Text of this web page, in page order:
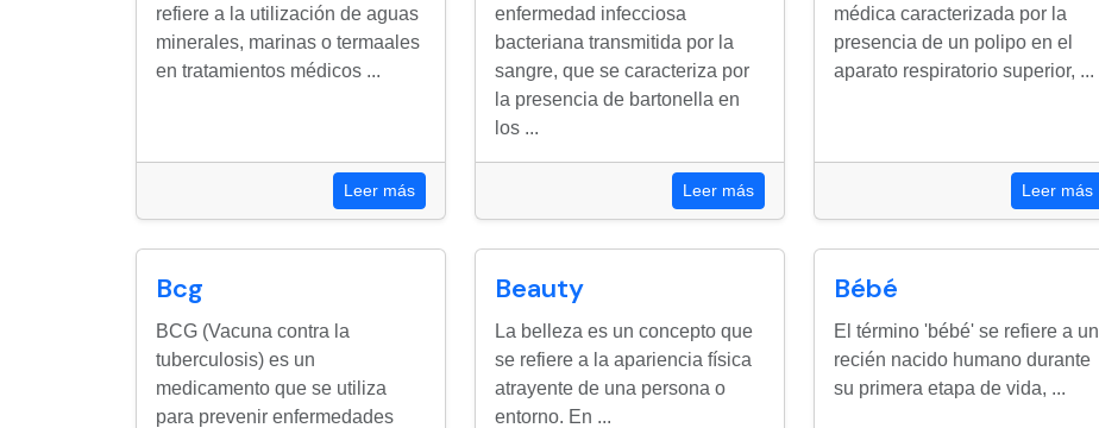
refiere a la utilización de aguas
minerales, marinas o termaales
en tratamientos médicos ...
Leer más
enfermedad infecciosa
bacteriana transmitida por la
sangre, que se caracteriza por
la presencia de bartonella en
los ...
Leer más
médica caracterizada por la
presencia de un polipo en el
aparato respiratorio superior, ...
Leer más
Bcg
BCG (Vacuna contra la
tuberculosis) es un
medicamento que se utiliza
para prevenir enfermedades
Beauty
La belleza es un concepto que
se refiere a la apariencia física
atrayente de una persona o
entorno. En ...
Bébé
El término 'bébé' se refiere a un
recién nacido humano durante
su primera etapa de vida, ...